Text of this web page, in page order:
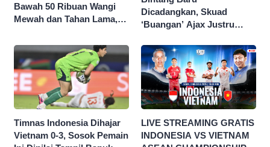
Bawah 50 Ribuan Wangi
Mewah dan Tahan Lama,
1 Jutaan!
Dicadangkan, Skuad
‘Buangan’ Ajax Justru
Timnas Indonesia Dihajar
Vietnam 0-3, Sosok Pemain
LIVE STREAMING GRATIS
INDONESIA VS VIETNAM